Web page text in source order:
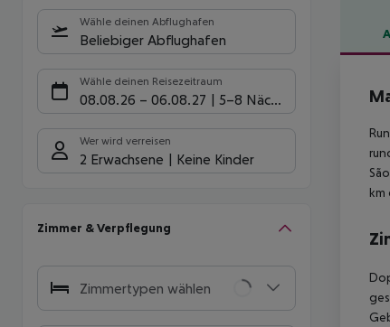
Wähle deinen Abflughafen
Beliebiger Abflughafen
Wähle deinen Reisezeitraum
08.08.26 – 06.08.27 5-8 Nächte
Wer wird verreisen
2 Erwachsene Keine Kinder
Zimmer & Verpflegung
Zimmertypen wählen
km